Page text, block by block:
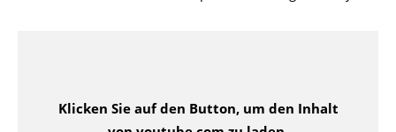
Klicken Sie auf den Button, um den Inhalt